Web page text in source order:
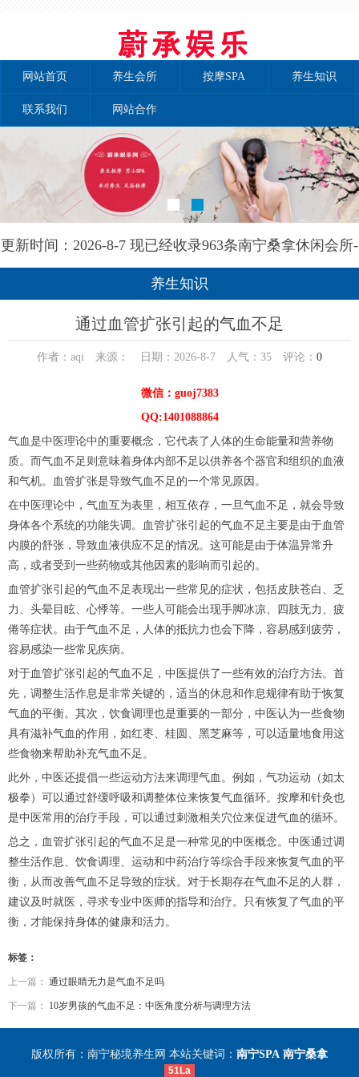
网站首页 养生会所 按摩SPA 养生知识
联系我们 网站合作
更新时间：2026-8-7 现已经收录963条南宁桑拿休闲会所-
南宁秘境养生网信息
养生知识
通过血管扩张引起的气血不足
作者：aqi 来源： 日期：2026-8-7 人气： 35 评论： 0
微信：guoj7383
QQ:1401088864
气血是中医理论中的重要概念，它代表了人体的生命能量和营养物
质。而气血不足则意味着身体内部不足以供养各个器官和组织的血液
和气机。血管扩张是导致气血不足的一个常见原因。
在中医理论中，气血互为表里，相互依存，一旦气血不足，就会导致
身体各个系统的功能失调。血管扩张引起的气血不足主要是由于血管
内膜的舒张，导致血液供应不足的情况。这可能是由于体温异常升
高，或者受到一些药物或其他因素的影响而引起的。
血管扩张引起的气血不足表现出一些常见的症状，包括皮肤苍白、乏
力、头晕目眩、心悸等。一些人可能会出现手脚冰凉、四肢无力、疲
倦等症状。由于气血不足，人体的抵抗力也会下降，容易感到疲劳，
容易感染一些常见疾病。
对于血管扩张引起的气血不足，中医提供了一些有效的治疗方法。首
先，调整生活作息是非常关键的，适当的休息和作息规律有助于恢复
气血的平衡。其次，饮食调理也是重要的一部分，中医认为一些食物
具有滋补气血的作用，如红枣、桂圆、黑芝麻等，可以适量地食用这
些食物来帮助补充气血不足。
此外，中医还提倡一些运动方法来调理气血。例如，气功运动（如太
极拳）可以通过舒缓呼吸和调整体位来恢复气血循环。按摩和针灸也
是中医常用的治疗手段，可以通过刺激相关穴位来促进气血的循环。
总之，血管扩张引起的气血不足是一种常见的中医概念。中医通过调
整生活作息、饮食调理、运动和中药治疗等综合手段来恢复气血的平
衡，从而改善气血不足导致的症状。对于长期存在气血不足的人群，
建议及时就医，寻求专业中医师的指导和治疗。只有恢复了气血的平
衡，才能保持身体的健康和活力。
标签：
上一篇： 通过眼睛无力是气血不足吗
下一篇： 10岁男孩的气血不足：中医角度分析与调理方法
版权所有：南宁秘境养生网 本站关键词： 南宁SPA 南宁桑拿
51La